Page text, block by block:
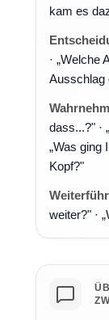
kam es
· „Welche
Ausschlag
dass...?" ·
„Was ging
Kopf?"
weiter?" ·